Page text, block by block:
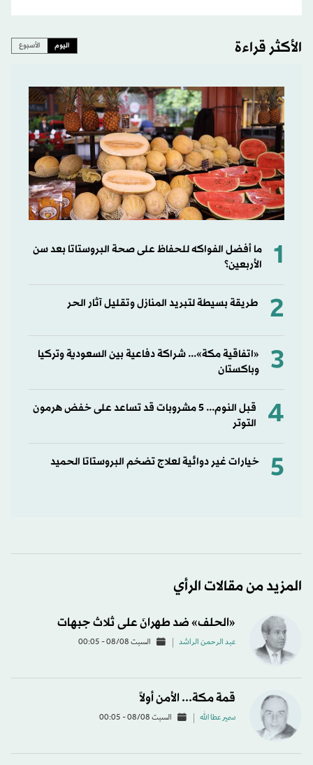
الأكثر قراءة اليوم الأسبوع
1
ما أفضل الفواكه للحفاظ على صحة البروستاتا بعد سن
الأربعين؟
2 طريقة بسيطة لتبريد المنازل وتقليل آثار الحر
3
«اتفاقية مكة»... شراكة دفاعية بين السعودية وتركيا
وباكستان
4
قبل النوم... 5 مشروبات قد تساعد على خفض هرمون
التوتر
5 خيارات غير دوائية لعلاج تضخم البروستاتا الحميد
المزيد من مقالات الرأي
«الحلف» ضد طهرانَ على ثلاث جبهات
عبد الرحمن الراشد السبت 08/08 - 00:05
قمة مكة... الأمن أولاً
سمير عطا الله السبت 08/08 - 00:05